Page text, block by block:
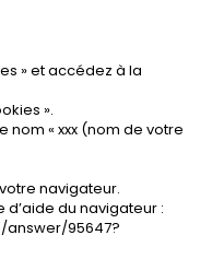
» et accédez à la
».
nom « xxx (nom de votre
navigateur.
du navigateur :
95647?